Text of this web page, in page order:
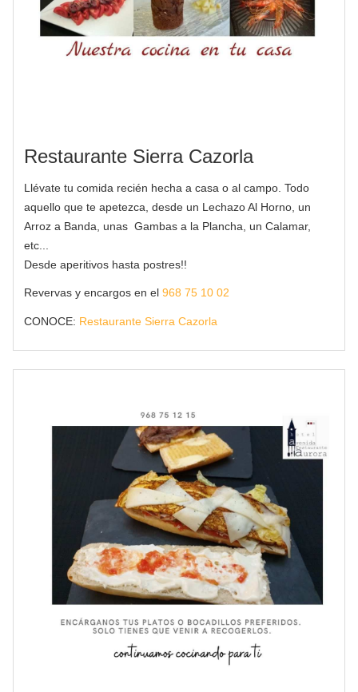
Restaurante Sierra Cazorla
Llévate tu comida recién hecha a casa o al campo. Todo
aquello que te apetezca, desde un Lechazo Al Horno , un
Arroz a Banda , unas Gambas a la Plancha , un Calamar,
etc...
Desde aperitivos hasta postres!!
Revervas y encargos en el 968 75 10 02
CONOCE: Restaurante Sierra Cazorla